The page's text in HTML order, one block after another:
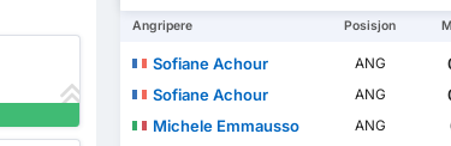
Angripere Posisjon
Sofiane Achour ANG
Sofiane Achour
ANG
Michele Emmausso
ANG